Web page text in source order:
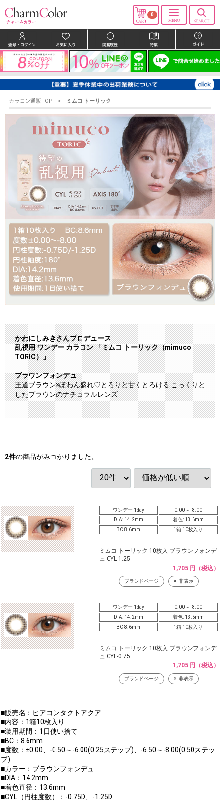
0
カラコン通販TOP ミムコ トーリック
かわにしみきさんプロデュース
乱視用 ワンデー カラコン 「ミムコ トーリック（mimuco
TORIC）」
ブラウンフォンデュ
王道ブラウン×ぽわん盛れ♡とろりと甘くとろける こっくりと
したブラウンのナチュラルレンズ
2件の商品がみつかりました。
ワンデー 1day
0.00～ -8.00
DIA: 14.2mm
着色: 13.6mm
BC 8.6mm
1箱 10枚入り
ミムコ トーリック 10枚入 ブラウンフォンデ
ュ CYL-1.25
1,705 円（税込）
ブランドページ 非表示
ワンデー 1day
0.00～ -8.00
DIA: 14.2mm
着色: 13.6mm
BC 8.6mm
1箱 10枚入り
ミムコ トーリック 10枚入 ブラウンフォンデ
ュ CYL-0.75
1,705 円（税込）
ブランドページ 非表示
■販売名：ピアコンタクトアクア
■内容：1箱10枚入り
■装用期間：1日使い捨て
■BC：8.6mm
■度数：±0.00、-0.50～-6.00(0.25ステップ)、-6.50～-8.00(0.50ステッ
プ)
■カラー：ブラウンフォンデュ
■DIA：14.2mm
■着色直径：13.6mm
■CYL（円柱度数）：-0.75D、-1.25D